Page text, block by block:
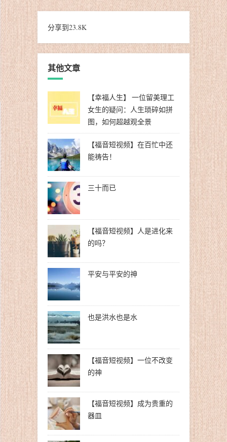
分享到23.8K
其他文章
【幸福人生】 一位留美理工
女生的疑问：人生琐碎如拼
图，如何超越观全景
【福音短视频】在百忙中还
能祷告！
三十而已
【福音短视频】人是进化来
的吗？
平安与平安的神
也是洪水也是水
【福音短视频】一位不改变
的神
【福音短视频】成为贵重的
器皿